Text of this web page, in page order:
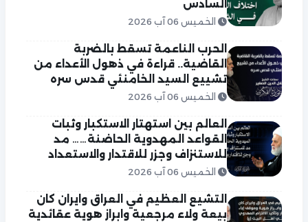
السادس
الخميس 06 آب 2026
الحرب الناعمة تسقط بالضربة
القاضية.. قراءة في ذهول الأعداء من
تشييع السيد الخامنئي قدس سره
الخميس 06 آب 2026
العالم بين استهتار الاستكبار وثبات
القواعد المهدوية الحاضنة…… مد
للاستنزاف وجزر للاقتدار والاستعداد
الخميس 06 آب 2026
التشيع العظيم في العراق وايران كان
بيعة ولاء مرجعية وابراز هوية عقائدية